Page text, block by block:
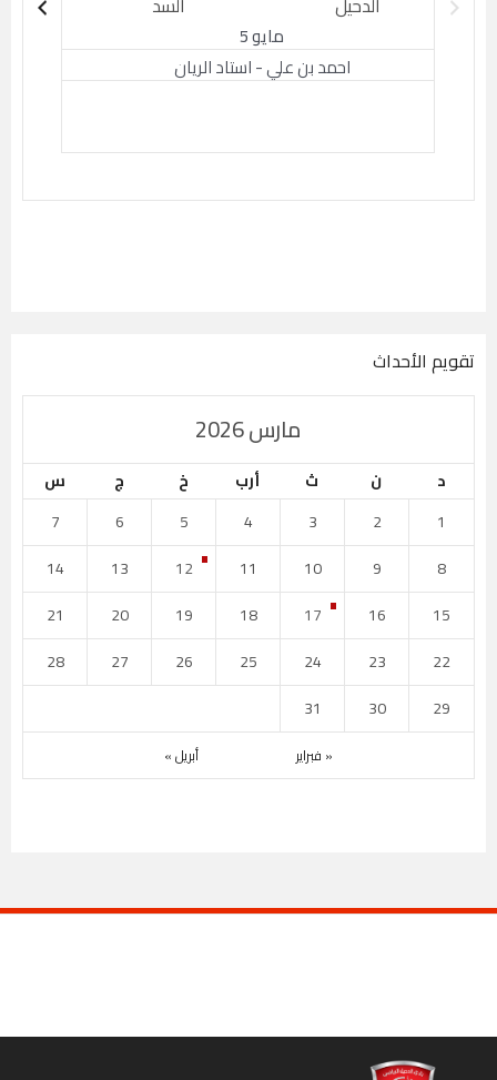
مايو 5
احمد بن علي - استاد الريان
تقويم الأحداث
مارس 2026
د ن ث أرب خ ج س
« فبراير أبريل »
1
2
3
4
5
6
7
8
9
10
11
12
13
14
15
16
17
18
19
20
21
22
23
24
25
26
27
28
29
30
31